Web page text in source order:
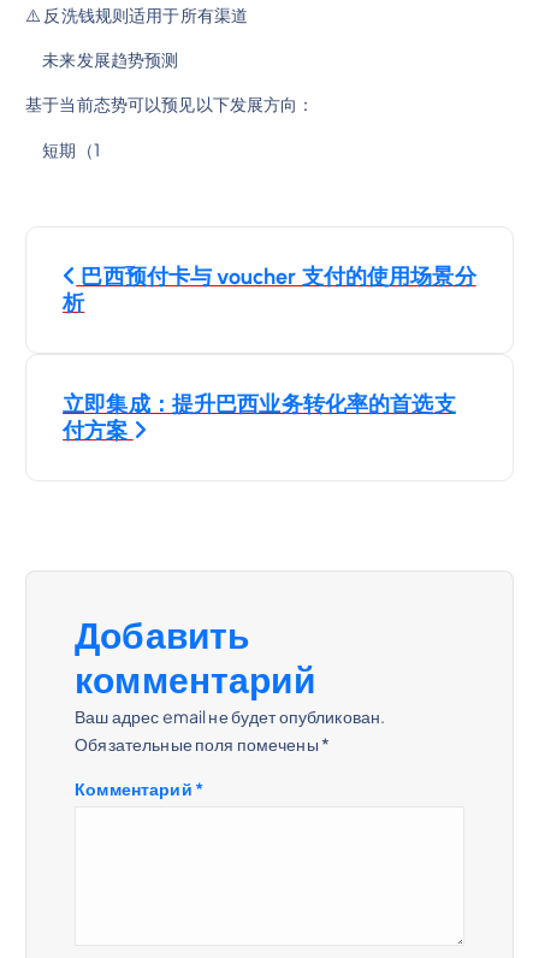
⚠️ 反洗钱规则适用于所有渠道
未来发展趋势预测
基于当前态势可以预见以下发展方向：
短期（1
巴西预付卡与 voucher 支付的使用场景分
析
立即集成：提升巴西业务转化率的首选支
付方案
Добавить
комментарий
Ваш адрес email не будет опубликован.
Обязательные поля помечены *
Комментарий *